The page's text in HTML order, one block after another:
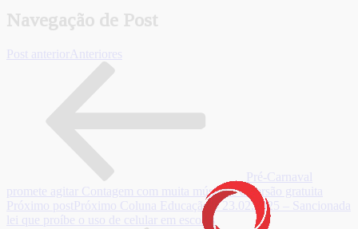
Navegação de Post
Post anterior Anteriores
Pré-Carnaval
promete agitar Contagem com muita música e diversão gratuita
Próximo post Próximo Coluna Educação – 23.02.2025 – Sancionada
lei que proíbe o uso de celular em escolas